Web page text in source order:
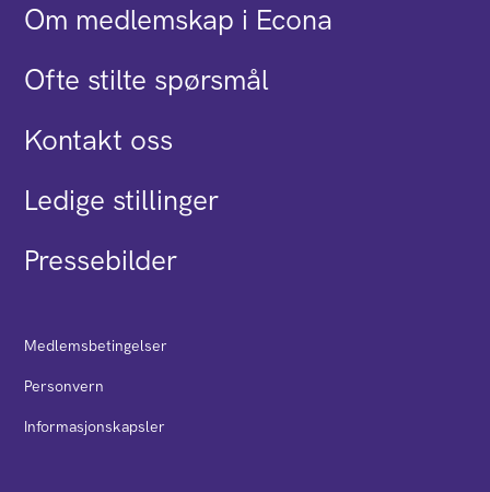
Om medlemskap i Econa
Ofte stilte spørsmål
Kontakt oss
Ledige stillinger
Pressebilder
Medlemsbetingelser
Personvern
Informasjonskapsler